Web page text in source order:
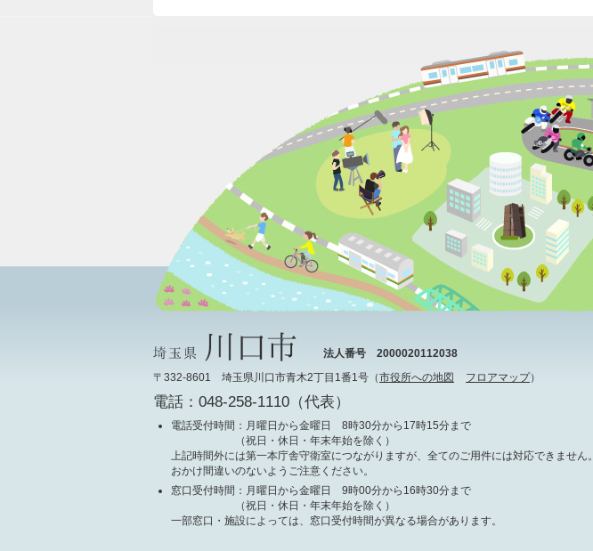
法人番号 2000020112038
〒332-8601 埼玉県川口市青木2丁目1番1号（市役所への地図 フロアマップ）
電話：048-258-1110（代表）
電話受付時間 ：月曜日から金曜日 8時30分から17時15分まで
（祝日・休日・年末年始を除く）
上記時間外には第一本庁舎守衛室につながりますが、全てのご用件には対応できません。
おかけ間違いのないようご注意ください。
窓口受付時間 ：月曜日から金曜日 9時00分から16時30分まで
（祝日・休日・年末年始を除く）
一部窓口・施設によっては、窓口受付時間が異なる場合があります。